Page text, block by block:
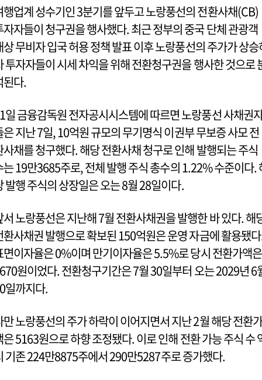
행업계 성수기인 3분기를 앞두고 노랑풍선의 전환사채(CB)
자자들이 청구권을 행사했다. 최근 정부의 중국 단체 관광객
상 무비자 입국 허용 정책 발표 이후 노랑풍선의 주가가 상승
투자자들이 시세 차익을 위해 전환청구권을 행사한 것으로
된다.
일 금융감독원 전자공시시스템에 따르면 노랑풍선 사채권
은 지난 7일, 10억원 규모의 무기명식 이권부 무보증 사모 전
사채를 청구했다. 해당 전환사채 청구로 인해 발행되는 주식
는 19만3685주로, 전체 발행 주식 총수의 1.22% 수준이다.
발행 주식의 상장일은 오는 8월 28일이다.
서 노랑풍선은 지난해 7월 전환사채권을 발행한 바 있다. 해
환사채권 발행으로 확보된 150억원은 운영 자금에 활용됐
면이자율은 0%이며 만기이자율은 5.5%로 당시 전환가액은
원이었다. 전환청구기간은 7월 30일부터 오는 2029년 6
일까지다.
만 노랑풍선의 주가 하락이 이어지면서 지난 2월 해당 전환가
은 5163원으로 하향 조정됐다. 이로 인해 전환 가능 주식 수
기존 224만8875주에서 290만5287주로 증가했다.